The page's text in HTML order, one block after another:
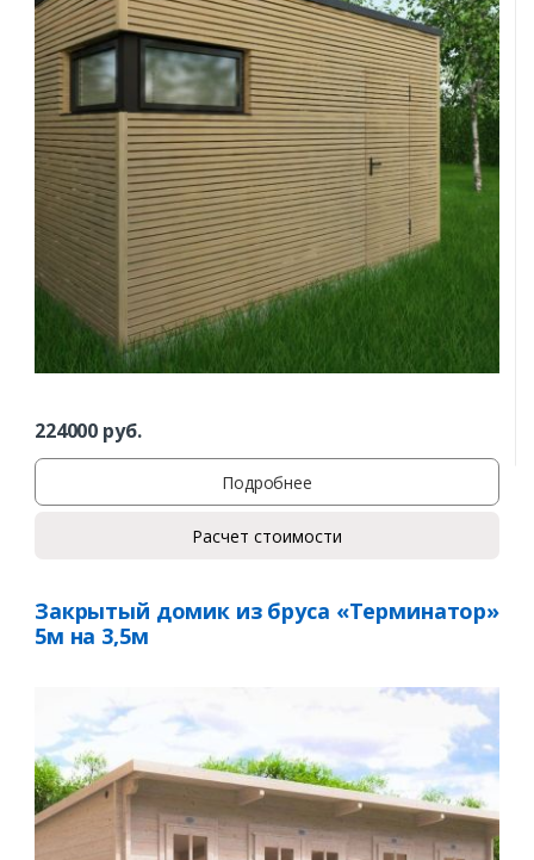
224000 руб.
Подробнее
Расчет стоимости
Закрытый домик из бруса «Терминатор»
5м на 3,5м